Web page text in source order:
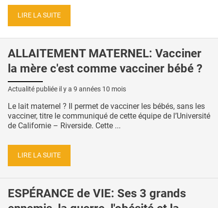
LIRE LA SUITE
ALLAITEMENT MATERNEL: Vacciner
la mère c'est comme vacciner bébé ?
Actualité publiée il y a 9 années 10 mois
Le lait maternel ? Il permet de vacciner les bébés, sans les
vacciner, titre le communiqué de cette équipe de l’Université
de Californie – Riverside. Cette ...
LIRE LA SUITE
ESPÉRANCE de VIE: Ses 3 grands